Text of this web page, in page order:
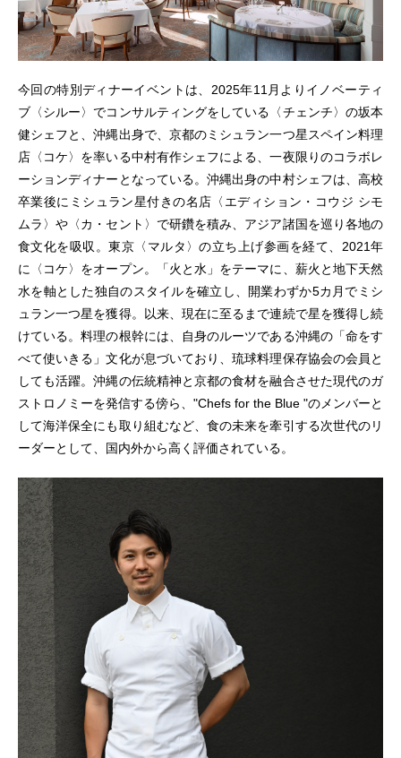
今回の特別ディナーイベントは、2025年11月よりイノベーティ
ブ〈シルー〉でコンサルティングをしている〈チェンチ〉の坂本
健シェフと、沖縄出身で、京都のミシュラン一つ星スペイン料理
店〈コケ〉を率いる中村有作シェフによる、一夜限りのコラボレ
ーションディナーとなっている。沖縄出身の中村シェフは、高校
卒業後にミシュラン星付きの名店〈エディション・コウジ シモ
ムラ〉や〈カ・セント〉で研鑽を積み、アジア諸国を巡り各地の
食文化を吸収。東京〈マルタ〉の立ち上げ参画を経て、2021年
に〈コケ〉をオープン。「火と水」をテーマに、薪火と地下天然
水を軸とした独自のスタイルを確立し、開業わずか5カ月でミシ
ュラン一つ星を獲得。以来、現在に至るまで連続で星を獲得し続
けている。料理の根幹には、自身のルーツである沖縄の「命をす
べて使いきる」文化が息づいており、琉球料理保存協会の会員と
しても活躍。沖縄の伝統精神と京都の食材を融合させた現代のガ
ストロノミーを発信する傍ら、"Chefs for the Blue "のメンバーと
して海洋保全にも取り組むなど、食の未来を牽引する次世代のリ
ーダーとして、国内外から高く評価されている。